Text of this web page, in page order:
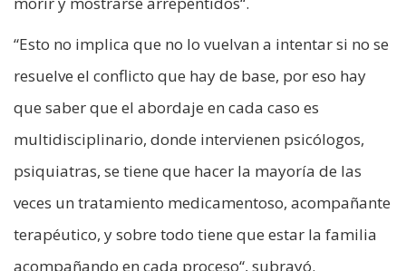
“Esto no implica que no lo vuelvan a intentar si no se
resuelve el conflicto que hay de base, por eso hay
que saber que el abordaje en cada caso es
multidisciplinario, donde intervienen psicólogos,
psiquiatras, se tiene que hacer la mayoría de las
veces un tratamiento medicamentoso, acompañante
terapéutico, y sobre todo tiene que estar la familia
acompañando en cada proceso“, subrayó.